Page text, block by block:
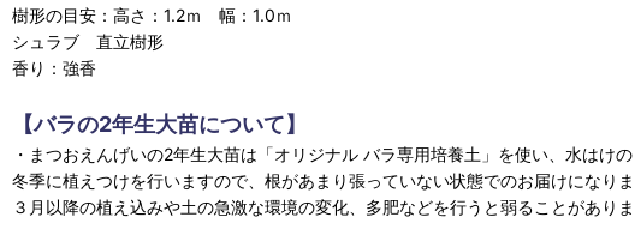
樹形の目安：高さ：1.2ｍ 幅：1.0ｍ
シュラブ 直立樹形
香り：強香
【バラの2年生大苗について】
・まつおえんげいの2年生大苗は「オリジナル バラ専用培養土」を使い、水はけ
冬季に植えつけを行いますので、根があまり張っていない状態でのお届けになりま
３月以降の植え込みや土の急激な環境の変化、多肥などを行うと弱ることがあり